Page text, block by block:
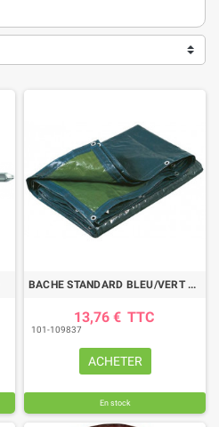
BACHE STANDARD BLEU/VERT TOUT USAGE 3X 5M
13,76 € TTC
101-109837
ACHETER
En stock